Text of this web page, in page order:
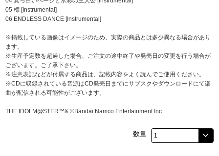
05 標 [Instrumental]
06 ENDLESS DANCE [Instrumental]
※掲載している画像はイメージのため、実際の商品とは多少異なる場合があり
ます。
※生産予定数を超過した場合、ご注文の途中終了や発売日の変更を行う場合が
ございます。ご了承下さい。
※注意表記などが付属する商品は、記載内容をよく読んでご使用ください。
※CDに収録されている音源はCD発売日までにサブスクやダウンロードにて楽
曲が配信される可能性がございます。
THE IDOLM@STER™& ©Bandai Namco Entertainment Inc.
数量